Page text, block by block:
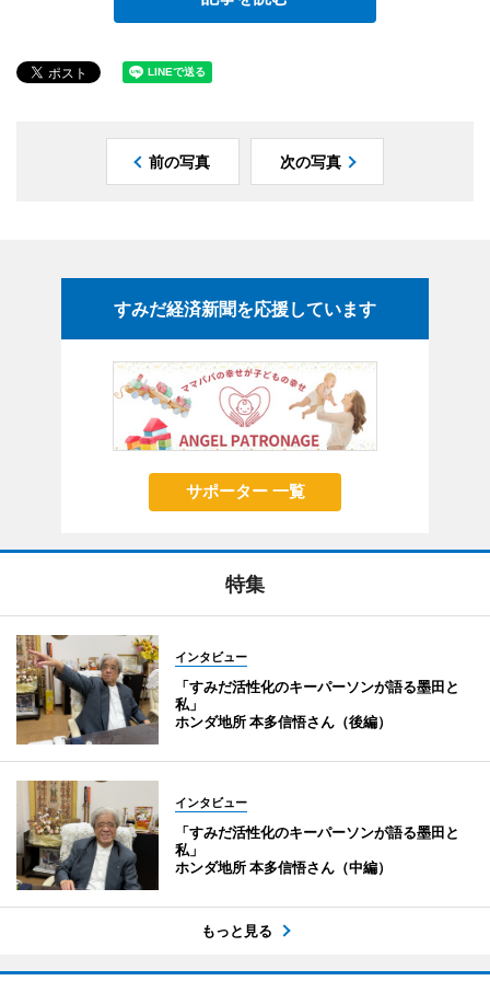
前の写真 次の写真
すみだ経済新聞を応援しています
サポーター 一覧
特集
インタビュー
「すみだ活性化のキーパーソンが語る墨田と
私」
ホンダ地所 本多信悟さん（後編）
インタビュー
「すみだ活性化のキーパーソンが語る墨田と
私」
ホンダ地所 本多信悟さん（中編）
もっと見る